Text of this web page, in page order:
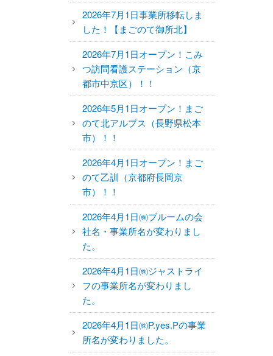
2026年7月1日事業所移転しま
した！【まごのて御所北】
2026年7月1日オープン！こみ
つ訪問看護ステーション（京
都市中京区）！！
2026年5月1日オープン！まご
のて北アルプス（長野県松本
市）！！
2026年4月1日オープン！まご
のて乙訓（京都府長岡京
市）！！
2026年4月1日㈱ブルームの会
社名・事業所名が変わりまし
た。
2026年4月1日㈱ジャストライ
フの事業所名が変わりまし
た。
2026年4月1日㈱P.yes.Pの事業
所名が変わりました。